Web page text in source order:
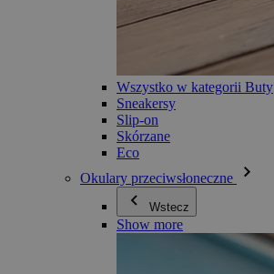
Wszystko w kategorii Buty
Sneakersy
Slip-on
Skórzane
Eco
Okulary przeciwsłoneczne
Wstecz
Show more